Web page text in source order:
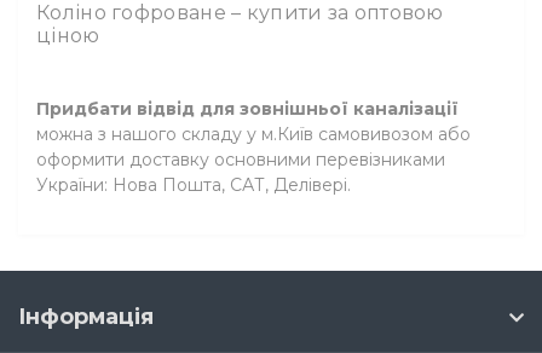
Коліно гофроване – купити за оптовою
ціною
Придбати відвід для зовнішньої каналізації
можна з нашого складу у м.Київ самовивозом або
оформити доставку основними перевізниками
України: Нова Пошта, САТ, Делівері.
Інформація